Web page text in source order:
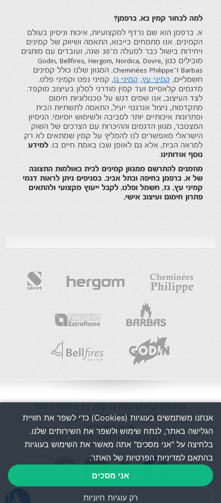
למה לבחור קמין בא. ברפמן?
א. ברפמן הוא שם נרדף למקצועיות, איכות וניסיון בעולם
הקמינים. אנו מתמחים בייבוא, התאמה ושיווק של קמינים
ויחידות בישול כבר למעלה מ־30 שנה, ועובדים עם מותגים
מובילים כגון Godin, Bellfires, Hergom, Nordica, Dovre,
Barbas ו־Cheminées Philippe. המגוון שלנו כולל קמינים
חשמליים, קמיני עץ, קמיני גז, קמיני נפט וקמיני פלט.
מדגמים קלאסיים ועד קמין מודרני לסלון בעיצוב מוקפד.
לצד העיצוב, אנו שמים דגש על טכנולוגיות חימום
מתקדמות, ניצול אנרגטי יעיל, התאמה לתשתיות הבית
ופתרונות איכותיים יותר לסביבה ולשימוש יומיומי. הניסיון
המצטבר, מגוון הדגמים וההיכרות עם הצרכים של השוק
הישראלי מאפשרים לנו להמליץ על קמין שמתאים לא רק
למראה הבית, אלא גם לאופן שבו באמת חיים בו. למידע
נוסף אודותינו.
מוזמנים להתרשם ממגוון קמינים לבית באולמות התצוגה
של א. ברפמן בחיפה ובתל אביב. בסניפים ניתן לראות דגמי
קמיני עץ, גז, חשמל ופלט, לקבל ייעוץ מקצועי ולהתאים
פתרון חימום ועיצוב אישי.
מכירה ושרות בפריסה ארצית
073-850-0480
| הצהרת נגישות
עיצוב k2design
אנחנו משתמשים בעוגיות (Cookies) כדי לשפר את חוויית
הגלישה באתר, לנתח שימוש ולשפר את השירותים שלנו.
בלחיצה על "אני מסכים" אתה מאשר את השימוש בעוגיות
בהתאם למדיניות הפרטיות של האתר.
אני מסכים
רק עוגיות חיוניות